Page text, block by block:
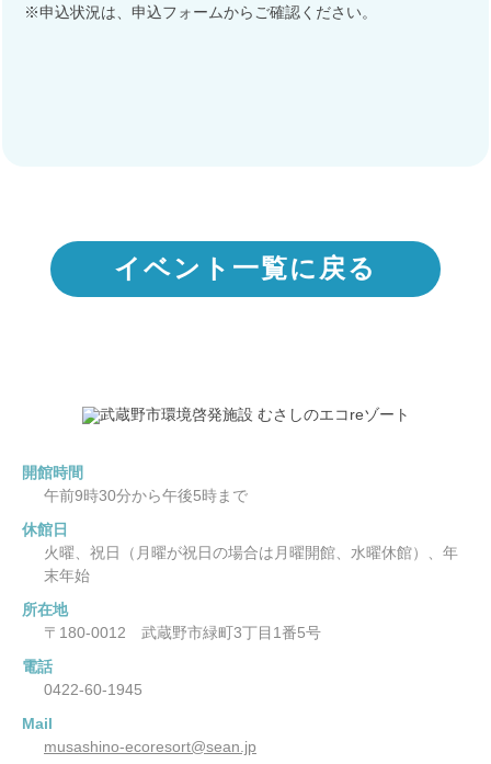
※申込状況は、申込フォームからご確認ください。
イベント一覧に戻る
開館時間
午前9時30分から午後5時まで
休館日
火曜、祝日（月曜が祝日の場合は月曜開館、水曜休館）、年
末年始
所在地
〒180-0012 武蔵野市緑町3丁目1番5号
電話
0422-60-1945
Mail
musashino-ecoresort@sean.jp